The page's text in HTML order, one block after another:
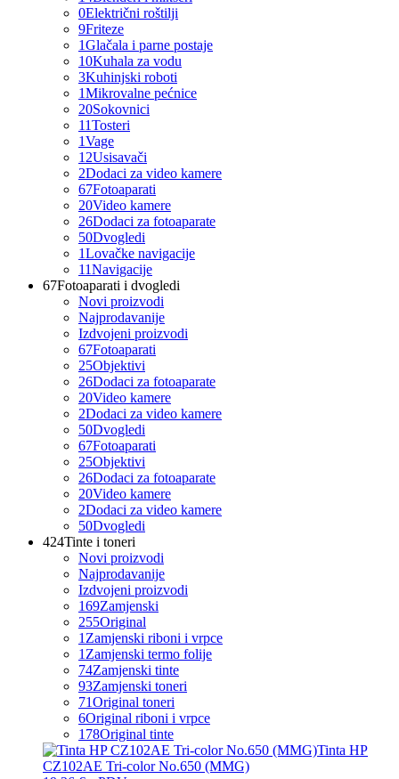
0Električni roštilji
9Friteze
1Glačala i parne postaje
10Kuhala za vodu
3Kuhinjski roboti
1Mikrovalne pećnice
20Sokovnici
11Tosteri
1Vage
12Usisavači
2Dodaci za video kamere
67Fotoaparati
20Video kamere
26Dodaci za fotoaparate
50Dvogledi
1Lovačke navigacije
11Navigacije
67Fotoaparati i dvogledi
Novi proizvodi
Najprodavanije
Izdvojeni proizvodi
67Fotoaparati
25Objektivi
26Dodaci za fotoaparate
20Video kamere
2Dodaci za video kamere
50Dvogledi
67Fotoaparati
25Objektivi
26Dodaci za fotoaparate
20Video kamere
2Dodaci za video kamere
50Dvogledi
424Tinte i toneri
Novi proizvodi
Najprodavanije
Izdvojeni proizvodi
169Zamjenski
255Original
1 Zamjenski riboni i vrpce
1 Zamjenski termo folije
74Zamjenski tinte
93Zamjenski toneri
71Original toneri
6Original riboni i vrpce
178Original tinte
Tinta HP
CZ102AE Tri-color No.650 (MMG)